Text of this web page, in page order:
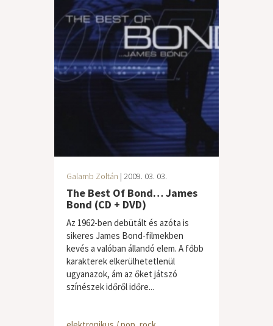
Galamb Zoltán | 2009. 03. 03.
The Best Of Bond… James
Bond (CD + DVD)
Az 1962-ben debütált és azóta is
sikeres James Bond-filmekben
kevés a valóban állandó elem. A főbb
karakterek elkerülhetetlenül
ugyanazok, ám az őket játszó
színészek időről időre...